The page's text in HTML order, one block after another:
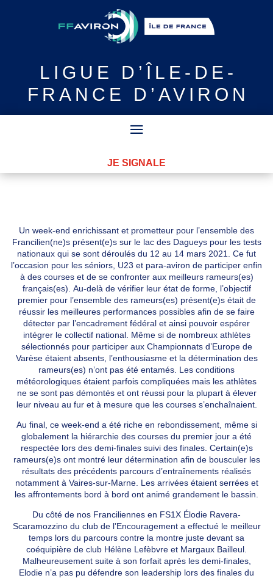
LIGUE
D’ÎLE-DE-
FRANCE D’AVIRON
JE SIGNALE
Un week-end enrichissant et prometteur pour l’ensemble des
Francilien(ne)s présent(e)s sur le lac des Dagueys pour les tests
nationaux qui se sont déroulés du 12 au 14 mars 2021. Ce fut
l’occasion pour les séniors, U23 et para-aviron de participer enfin
à des courses et de se confronter aux meilleurs rameurs(es)
français(es). Au-delà de vérifier leur état de forme, l’objectif
premier pour l’ensemble des rameurs(es) présent(e)s était de
réussir les meilleures performances possibles afin de se faire
détecter par l’encadrement fédéral et ainsi pouvoir espérer
intégrer le collectif national. Même si de nombreux athlètes
sélectionnés pour participer aux Championnats d’Europe de
Varèse étaient absents, l’enthousiasme et la détermination des
rameurs(es) n’ont pas été entamés. Les conditions
météorologiques étaient parfois compliquées mais les athlètes
ne se sont pas démontés et ont réussi pour la plupart à élever
leur niveau au fur et à mesure que les courses s’enchaînaient.
Au final, ce week-end a été riche en rebondissement, même si
globalement la hiérarchie des courses du premier jour a été
respectée lors des demi-finales suivi des finales. Certain(e)s
rameurs(e)s ont montré leur détermination afin de bousculer les
résultats des précédents parcours d’entraînements réalisés
notamment à Vaires-sur-Marne. Les arrivées étaient serrées et
les affrontements bord à bord ont animé grandement le bassin.
Du côté de nos Franciliennes en FS1X Élodie Ravera-
Scaramozzino du club de l’Encouragement a effectué le meilleur
temps lors du parcours contre la montre juste devant sa
coéquipière de club Hélène Lefèbvre et Margaux Bailleul.
Malheureusement suite à son forfait après les demi-finales,
Elodie n’a pas pu défendre son leadership lors des finales du